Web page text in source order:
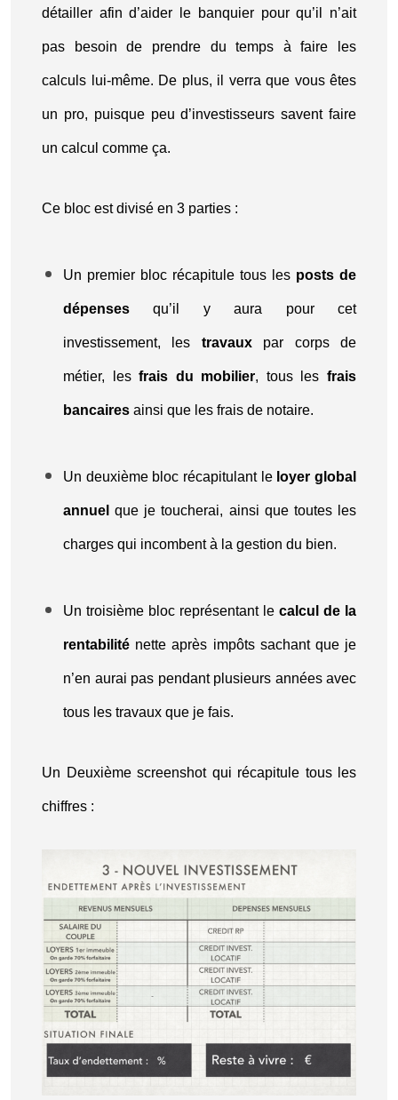
détailler afin d’aider le banquier pour qu’il n’ait
pas besoin de prendre du temps à faire les
calculs lui-même. De plus, il verra que vous êtes
un pro, puisque peu d’investisseurs savent faire
un calcul comme ça.
Ce bloc est divisé en 3 parties :
Un premier bloc récapitule tous les posts de
dépenses qu’il y aura pour cet
investissement, les travauxpar corps de
métier, lesfrais du mobilier, tous les frais
bancaires ainsi que les frais de notaire.
Un deuxième bloc récapitulant le loyer global
annuel que je toucherai, ainsi que toutes les
charges qui incombent à la gestion du bien.
Un troisième bloc représentant le calcul de la
rentabilité nette après impôts sachant que je
n’en aurai pas pendant plusieurs années avec
tous les travaux que je fais.
Un Deuxième screenshot qui récapitule tous les
chiffres :